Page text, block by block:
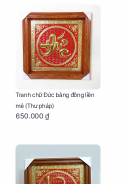
Tranh chữ Đức bằng đồng liền
mê (Thư pháp)
650.000 ₫